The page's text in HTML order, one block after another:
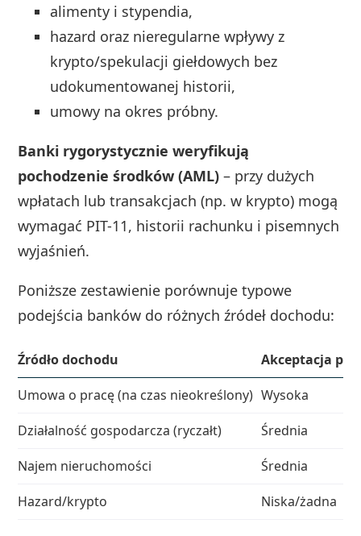
alimenty i stypendia,
hazard oraz nieregularne wpływy z
krypto/spekulacji giełdowych bez
udokumentowanej historii,
umowy na okres próbny.
Banki rygorystycznie weryfikują
pochodzenie środków (AML) – przy dużych
wpłatach lub transakcjach (np. w krypto) mogą
wymagać PIT-11, historii rachunku i pisemnych
wyjaśnień.
Poniższe zestawienie porównuje typowe
podejścia banków do różnych źródeł dochodu:
Źródło dochodu
Akceptacja
Umowa o pracę (na czas nieokreślony) Wysoka
Działalność gospodarcza (ryczałt)
Średnia
Najem nieruchomości
Średnia
Hazard/krypto
Niska/żadna